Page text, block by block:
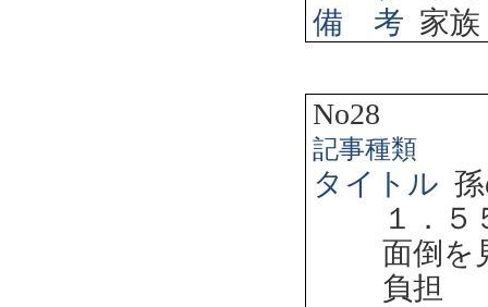
備 考 家族
No28
記事種類
タイトル
１．
面倒を
負担